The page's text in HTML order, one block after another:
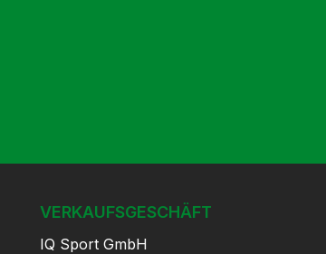
VERKAUFSGESCHÄFT
IQ Sport GmbH